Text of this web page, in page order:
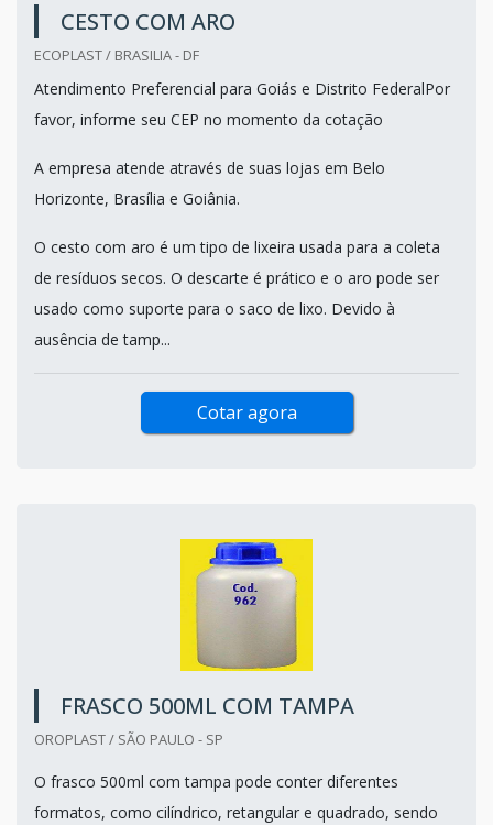
CESTO COM ARO
ECOPLAST / BRASILIA - DF
Atendimento Preferencial para Goiás e Distrito FederalPor
favor, informe seu CEP no momento da cotação
A empresa atende através de suas lojas em Belo
Horizonte, Brasília e Goiânia.
O cesto com aro é um tipo de lixeira usada para a coleta
de resíduos secos. O descarte é prático e o aro pode ser
usado como suporte para o saco de lixo. Devido à
ausência de tamp...
Cotar agora
FRASCO 500ML COM TAMPA
OROPLAST / SÃO PAULO - SP
O frasco 500ml com tampa pode conter diferentes
formatos, como cilíndrico, retangular e quadrado, sendo